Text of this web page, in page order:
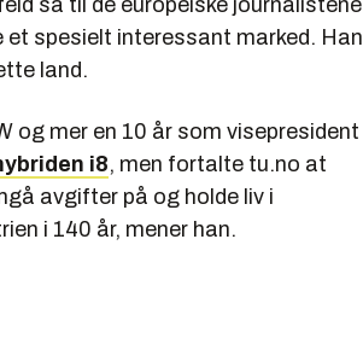
spesielt interessant marked. Han
land.
og mer en 10 år som visepresident
i8, men fortalte tu.no at
avgifter på og holde liv i
i 140 år, mener han.